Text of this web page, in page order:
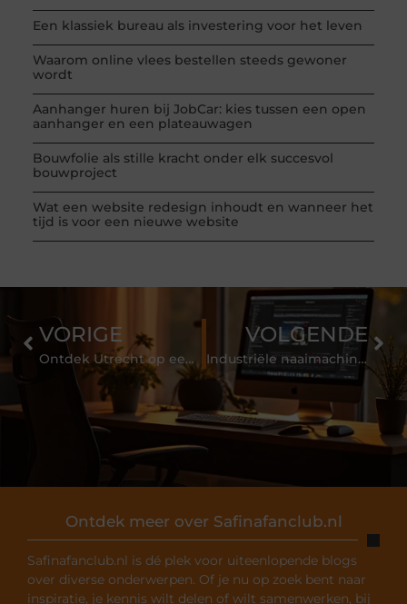
Een klassiek bureau als investering voor het leven
Waarom online vlees bestellen steeds gewoner
wordt
Aanhanger huren bij JobCar: kies tussen een open
aanhanger en een plateauwagen
Bouwfolie als stille kracht onder elk succesvol
bouwproject
Wat een website redesign inhoudt en wanneer het
tijd is voor een nieuwe website
Ontdek meer over Safinafanclub.nl
Safinafanclub.nl is dé plek voor uiteenlopende blogs
over diverse onderwerpen. Of je nu op zoek bent naar
inspiratie, je kennis wilt delen of wilt samenwerken, bij
VORIGE
Ontdek Utrecht op een Unieke Manier met een Bed and Breakfast
VOLGENDE
Industriële naaimachine bestellen: veiligheidstips voor het werken met machines